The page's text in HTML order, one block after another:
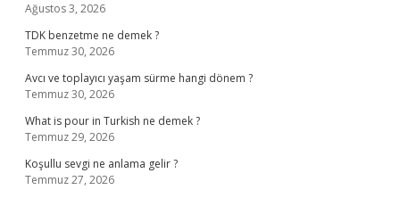
Ağustos 3, 2026
TDK benzetme ne demek ?
Temmuz 30, 2026
Avcı ve toplayıcı yaşam sürme hangi dönem ?
Temmuz 30, 2026
What is pour in Turkish ne demek ?
Temmuz 29, 2026
Koşullu sevgi ne anlama gelir ?
Temmuz 27, 2026